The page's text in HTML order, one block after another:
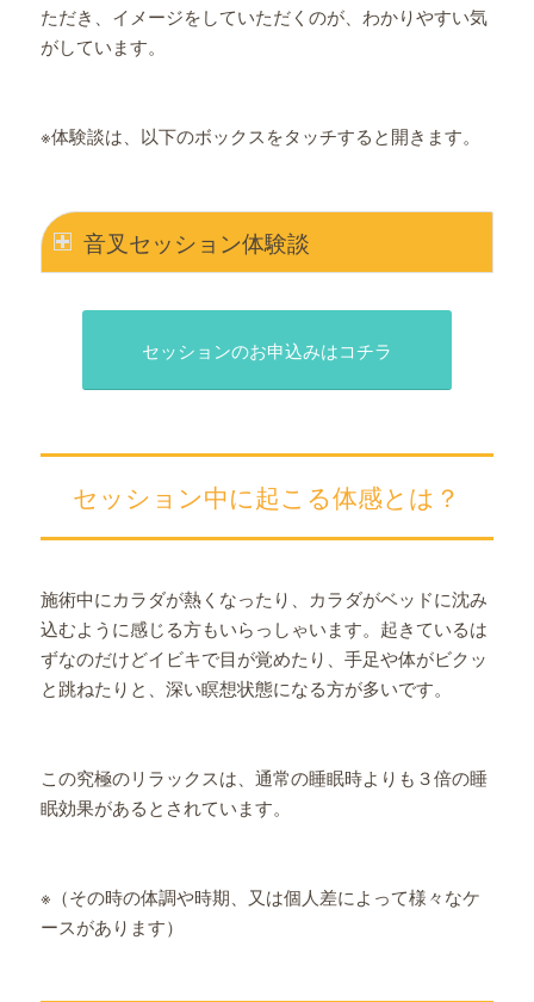
ただき、イメージをしていただくのが、わかりやすい気
がしています。
※体験談は、以下のボックスをタッチすると開きます。
音叉セッション体験談
セッションのお申込みはコチラ
セッション中に起こる体感とは？
施術中にカラダが熱くなったり、カラダがベッドに沈み
込むように感じる方もいらっしゃいます。起きているは
ずなのだけどイビキで目が覚めたり、手足や体がビクッ
と跳ねたりと、深い瞑想状態になる方が多いです。
この究極のリラックスは、通常の睡眠時よりも３倍の睡
眠効果があるとされています。
※（その時の体調や時期、又は個人差によって様々なケ
ースがあります）